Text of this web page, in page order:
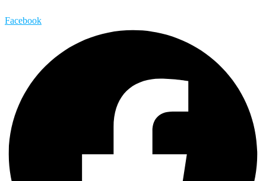
Facebook